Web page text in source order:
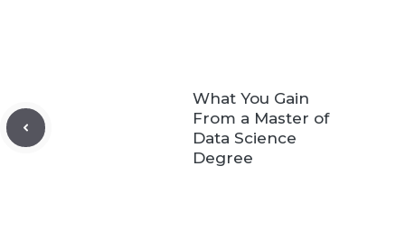
What You Gain
From a Master of
Data Science
Degree